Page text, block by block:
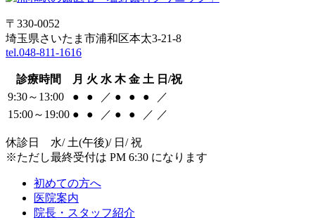
〒330-0052
埼玉県さいたま市浦和区本太3-21-8
tel.048-811-1616
診療時間 月 火 水 木 金 土 日/祝
9:30～13:00
● ● ／ ● ● ●
／
15:00～19:00 ● ● ／ ● ● ／ ／
休診日 水/ 土(午後)/ 日/ 祝
※ただし最終受付は PM 6:30 になります
初めての方へ
医院案内
院長・スタッフ紹介